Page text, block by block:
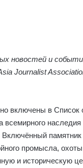
новостей и
Journalist
включены в Список
наследия
промысла,
и историческую